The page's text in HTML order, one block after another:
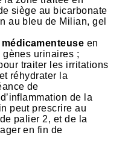
siège au bicarbonate
au bleu de Milian, gel
en
gènes urinaires ;
traiter les irritations
réhydrater la
de
de la
peut prescrire au
palier 2, et de la
en fin de